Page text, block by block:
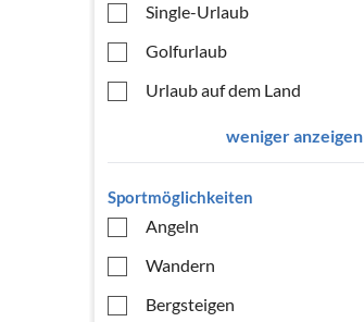
Single-Urlaub
Golfurlaub
Urlaub auf dem Land
weniger anzeigen
Sportmöglichkeiten
Angeln
Wandern
Bergsteigen